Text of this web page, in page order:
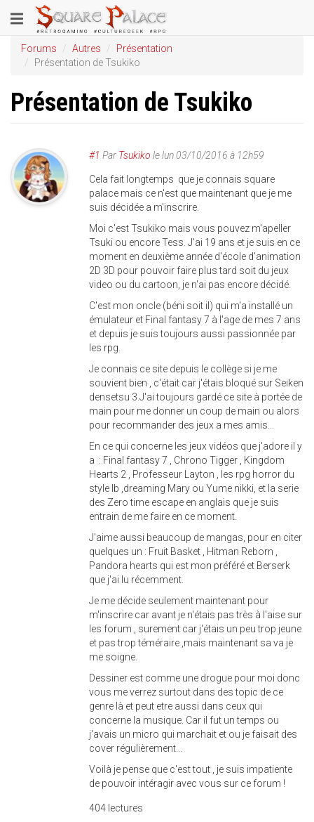
au
contenu
principal
Toggle
navigation
Forums Autres
Présentation
Présentation de Tsukiko
Présentation de Tsukiko
#1 Par Tsukiko lelun 03/10/2016 à 12h59
Cela fait longtemps que je connais square
palace mais ce n'est que maintenant que je me
suis décidée a m'inscrire.
Moi c'est Tsukiko mais vous pouvez m'apeller
Tsuki ou encore Tess. J'ai 19 ans et je suis en ce
moment en deuxième année d'école d'animation
2D 3D pour pouvoir faire plus tard soit du jeux
video ou du cartoon, je n'ai pas encore décidé.
C'est mon oncle (béni soit il) qui m'a installé un
émulateur et Final fantasy 7 à l'age de mes 7 ans
et depuis je suis toujours aussi passionnée par
les rpg.
Je connais ce site depuis le collège si je me
souvient bien , c'était car j'étais bloqué sur Seiken
densetsu 3.J'ai toujours gardé ce site à portée de
main pour me donner un coup de main ou alors
pour recommander des jeux a mes amis...
En ce qui concerne les jeux vidéos que j'adore il y
a : Final fantasy 7 , Chrono Tigger , Kingdom
Hearts 2 , Professeur Layton , les rpg horror du
style Ib ,dreaming Mary ou Yume nikki, et la serie
des Zero time escape en anglais que je suis
entrain de me faire en ce moment.
J'aime aussi beaucoup de mangas, pour en citer
quelques un : Fruit Basket , Hitman Reborn ,
Pandora hearts qui est mon préféré et Berserk
que j'ai lu récemment.
Je me décide seulement maintenant pour
m'inscrire car avant je n'étais pas très à l'aise sur
les forum , surement car j'étais un peu trop jeune
et pas trop téméraire ,mais maintenant sa va je
me soigne.
Dessiner est comme une drogue pour moi donc
vous me verrez surtout dans des topic de ce
genre là et peut etre aussi dans ceux qui
concerne la musique. Car il fut un temps ou
j'avais un micro qui marchait et ou je faisait des
cover régulièrement...
Voilà je pense que c'est tout , je suis impatiente
de pouvoir intéragir avec vous sur ce forum !
404 lectures